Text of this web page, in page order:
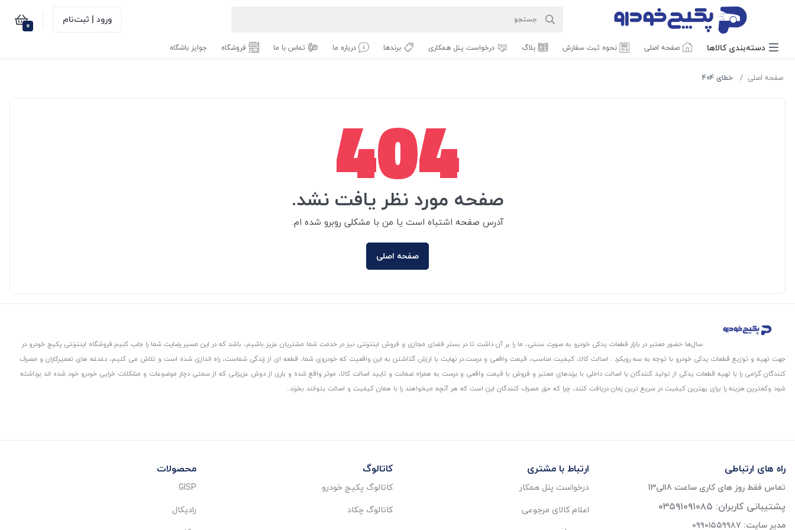
ورود | ثبت‌نام 0
دسته‌بندی‌ کالاها صفحه اصلی نحوه ثبت سفارش بلاگ درخواست پنل همکاری برندها درباره ما تماس با ما فروشگاه جوایز باشگاه
صفحه اصلی خطای 404
404
صفحه مورد نظر یافت نشد.
آدرس صفحه اشتباه است یا من با مشکلی روبرو شده ام.
صفحه اصلی
سال‌ها حضور معتبر در بازار قطعات یدکی خودرو به صورت سنتی، ما را بر آن داشت تا در بستر فضای مجازی و فروش اینترنتی نیز در خدمت شما مشتریان عزیز باشیم، باشد که در این مسیر رضایت شما را جلب کنیم.فروشگاه اینترنتی پکیج خودرو در
جهت تهیه و توزیع قطعات یدکی خودرو با توجه به سه رویکرد : اصالت کالا، کیفیت مناسب، قیمت واقعی و درست.در نهایت با ارزش گذاشتن به این واقعیت که خودروی شما، قطعه ای از زندگی شماست، راه اندازی شده است و تلاش می کنیم، دغدغه های تعمیرکاران و مصرف
کنندگان گرامی را با تهیه قطعات یدکی از تولید کنندگان با اصالت داخلی با برندهای معتبر و فروش با قیمت واقعی و درست به همراه ضمانت و تایید اصالت کالا، موثر واقع شده و باری از دوش عزیزانی که از سمتی دچار موضوعات و مشکلات خرابی خودرو خود شده اند برداشته
شود و‌کمترین هزینه را برای بهترین کیفیت در سریع ترین زمان دریافت کنند، چرا که حق مصرف کنندگان این است که هر آنچه میخواهند را با همان کیفیت و اصالت بتوانند بخرند..
راه های ارتباطی
تماس فقط روز های کاری ساعت 8الی13
پشتیبانی کاربران: ۰۳۵۹۱۰۹۱۰۸۵
مدیر سایت: ۰۹۹۰۱۵۵۹۹۸۷
ارتباط با مشتری
درخواست پنل همکار
اعلام کالای مرجوعی
کاتالوگ
کاتالوگ پکیج خودرو
کاتالوگ چکاد
محصولات
GISP
رادیکال